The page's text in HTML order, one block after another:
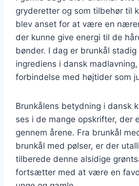
gryderetter og som tilbehør til
blev anset for at være en
der kunne give energi til de
bønder. I dag er brunkål
ingrediens i dansk
forbindelse med højtider som
Brunkålens betydning i dansk
ses i de mange opskrifter, der
gennem årene. Fra brunkål
brunkål med pølser, er der
tilberede denne alsidige
fortsætter med at være en